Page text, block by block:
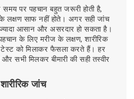
पर पहचान बहुत जरूरी होती है,
साफ नहीं होते। अगर सही जांच
आसान और असरदार हो सकता है।
के लिए मरीज के लक्षण, शारीरिक
को मिलाकर फैसला करते हैं। हर
सभी मिलकर बीमारी की सही तस्वीर
जांच